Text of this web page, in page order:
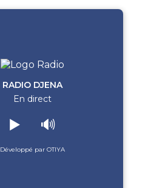
RADIO DJENA
En direct
▶️ 🔊
Développé par OTIYA